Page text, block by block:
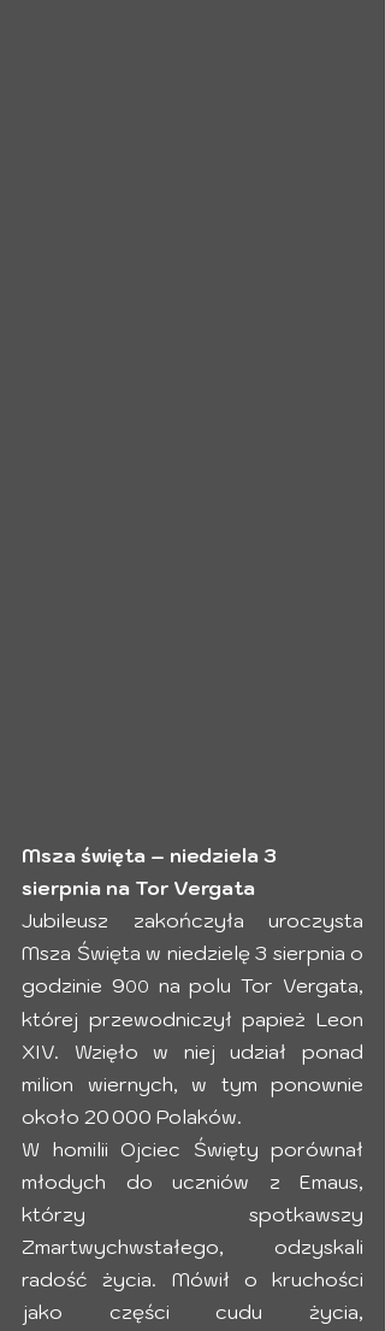
Msza święta – niedziela 3
sierpnia na Tor Vergata
Jubileusz zakończyła uroczysta
Msza Święta w niedzielę 3 sierpnia o
godzinie 900 na polu Tor Vergata,
której przewodniczył papież Leon
XIV. Wzięło w niej udział ponad
milion wiernych, w tym ponownie
około 20 000 Polaków.
W homilii Ojciec Święty porównał
młodych do uczniów z Emaus,
którzy spotkawszy
Zmartwychwstałego, odzyskali
radość życia. Mówił o kruchości
jako części cudu życia,